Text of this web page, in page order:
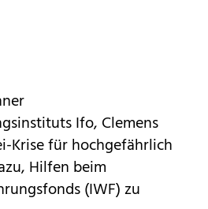
Ifo, Clemens
Krise für hochgefährlich
Hilfen beim
(IWF) zu